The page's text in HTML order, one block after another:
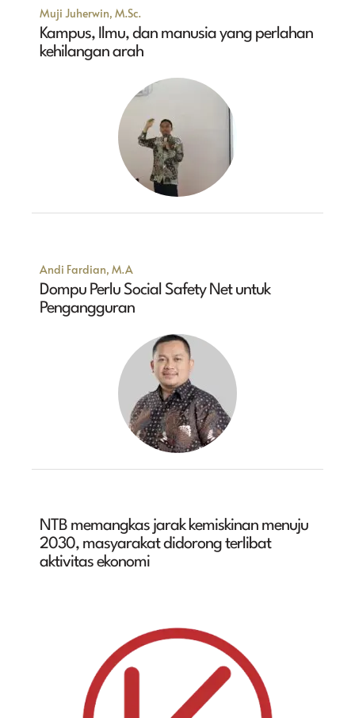
Muji Juherwin, M.Sc.
Kampus, Ilmu, dan manusia yang perlahan
kehilangan arah
Andi Fardian, M.A
Dompu Perlu Social Safety Net untuk
Pengangguran
NTB memangkas jarak kemiskinan menuju
2030, masyarakat didorong terlibat
aktivitas ekonomi